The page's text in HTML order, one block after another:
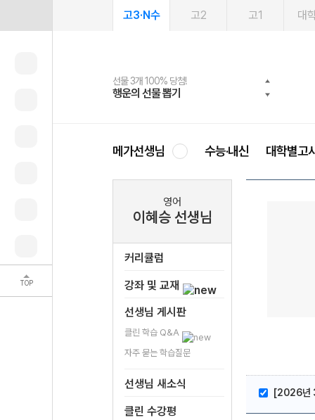
TOP
고3·N수 고2 고1 대
선물 3개 100% 당첨!
행운의 선물 뽑기
선물 100% 증정!
메가스터디 X 올리브
여름방학 스터디 캐시백
메가런 썸머스쿨
2027 러셀 단과
강사 공개선발
스마트러닝앱
설문 EVENT
메가패스
3일 무료 체험권
메가패스 수강생 무료혜택!
메가클럽 멤버십
사회공헌 캠페인
희망이룸 메가나눔
메가선생님 수능·내신 대학별고
영어
이혜승 선생님
커리큘럼
강좌 및 교재
선생님 게시판
클린 학습 Q&A
자주 묻는 학습질문
선생님 새소식
클린 수강평
[2026년